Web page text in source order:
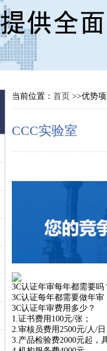
当前位置： 首页 >>优势
CCC实验室
3C认证年审每年都需要吗
3C认证每年都需要做年
3C认证年审费用多少？
1.证书费用100元/张；
2.审核员费用2500元/人/日
3.产品检验费2000元起，